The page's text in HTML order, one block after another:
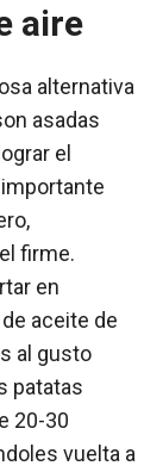
aire
alternativa
asadas
el
firme.
en
aceite de
al gusto
patatas
20-30
vuelta a